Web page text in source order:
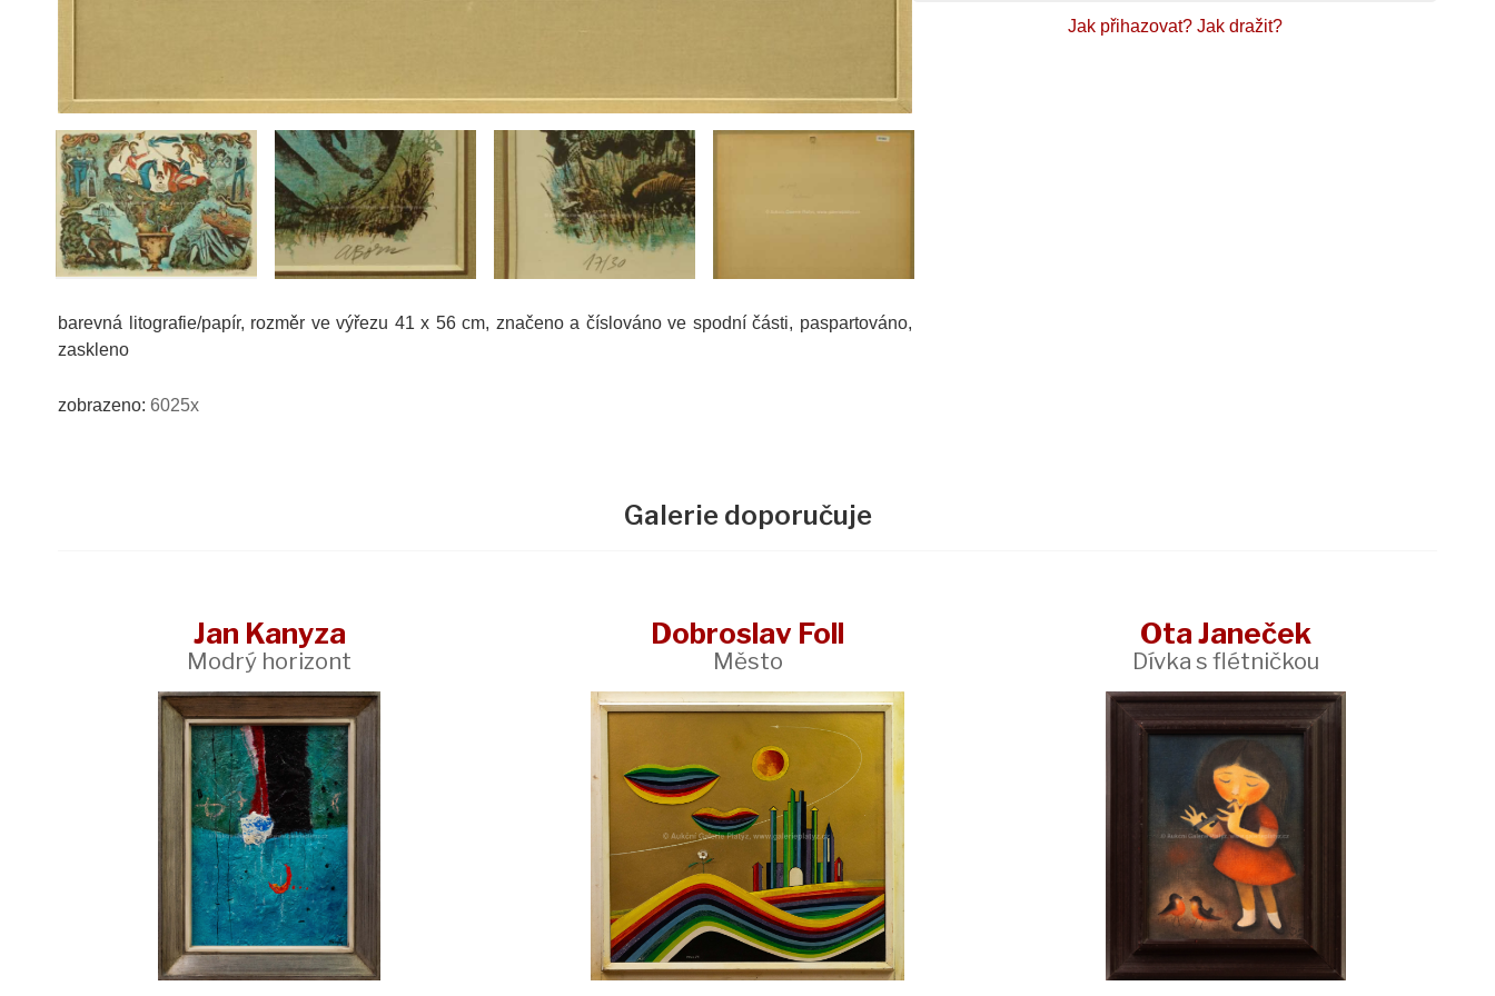
barevná litografie/papír, rozměr ve výřezu 41 x 56 cm, značeno a číslováno ve spodní části, paspartováno,
zaskleno
zobrazeno: 6025x
Jak přihazovat? Jak dražit?
Galerie doporučuje
Jan Kanyza
Modrý horizont
Dobroslav Foll
Město
Ota Janeček
Dívka s flétničkou